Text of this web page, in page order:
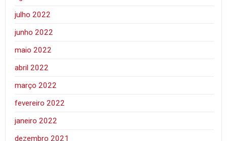
julho 2022
junho 2022
maio 2022
abril 2022
março 2022
fevereiro 2022
janeiro 2022
dezembro 2021